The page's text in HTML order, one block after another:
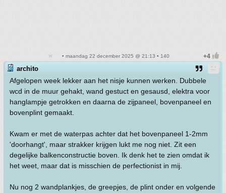
• maandag 22 december 2025 @ 21:13 • 140
archito
Afgelopen week lekker aan het nisje kunnen werken. Dubbele
wcd in de muur gehakt, wand gestuct en gesausd, elektra voor
hanglampje getrokken en daarna de zijpaneel, bovenpaneel en
bovenplint gemaakt.
Kwam er met de waterpas achter dat het bovenpaneel 1-2mm
'doorhangt', maar strakker krijgen lukt me nog niet. Zit een
degelijke balkenconstructie boven. Ik denk het te zien omdat ik
het weet, maar dat is misschien de perfectionist in mij.
Nu nog 2 wandplankjes, de greepjes, de plint onder en volgende